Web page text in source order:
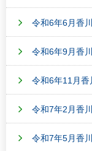
令和6年6月香
令和6年9月香
令和6年11月香
令和7年2月香
令和7年5月香